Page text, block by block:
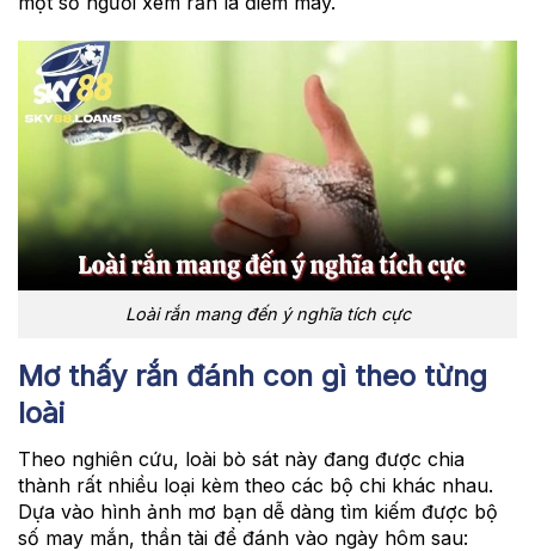
Loài rắn mang đến ý nghĩa tích cực
Mơ thấy rắn đánh con gì theo từng
loài
Theo nghiên cứu, loài bò sát này đang được chia
thành rất nhiều loại kèm theo các bộ chi khác nhau.
Dựa vào hình ảnh mơ bạn dễ dàng tìm kiếm được bộ
số may mắn, thần tài để đánh vào ngày hôm sau: